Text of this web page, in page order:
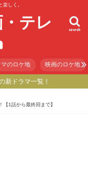
楽しく。
テレ
search
マのロケ地 映画のロケ地
新ドラマ一覧！
【1話から最終回まで】